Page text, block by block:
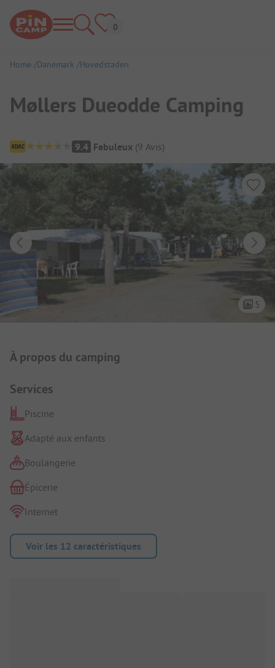
Home Danemark Hovedstaden
Møllers Dueodde Camping
Aperçu du camping
9.4 Fabuleux (9 Avis)
5
Présentation du camping
À propos du camping
Services
Piscine
Adapté aux enfants
Boulangerie
Épicerie
Internet
Voir les 12 caractéristiques